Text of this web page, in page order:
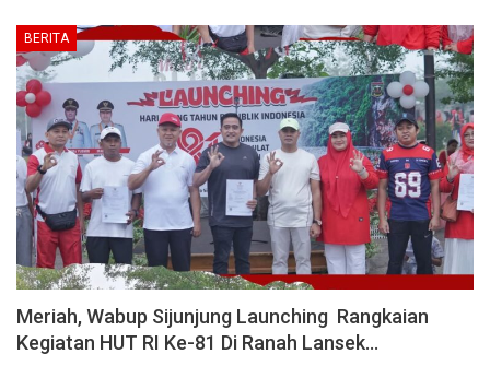
BERITA
Meriah, Wabup Sijunjung Launching Rangkaian
Kegiatan HUT RI Ke-81 Di Ranah Lansek…